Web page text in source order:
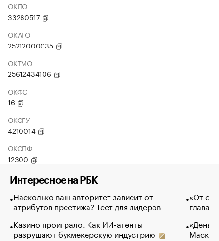
ОКПО
33280517
ОКАТО
25212000035
ОКТМО
25612434106
ОКФС
16
ОКОГУ
4210014
ОКОПФ
12300
Интересное на РБК
Насколько ваш авторитет зависит от
атрибутов престижа? Тест для лидеров
Казино проиграло. Как ИИ-агенты
разрушают букмекерскую индустрию
«От
глава
Маск в